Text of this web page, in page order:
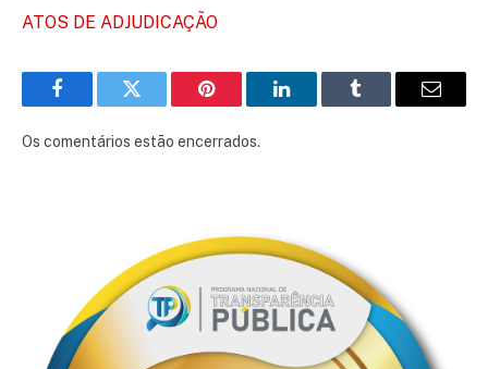
ATOS DE ADJUDICAÇÃO
FacebookTwitter Pinterest LinkedInTumblr
E-
Os comentários estão encerrados.